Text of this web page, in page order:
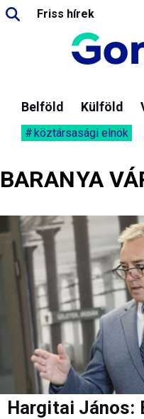
Friss hírek
Belföld Külföld
köztársasági elnök
BARANYA
Hargitai János: